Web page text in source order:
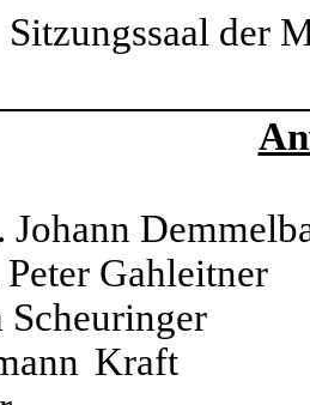
Sitzungssaal der
Johann
Peter